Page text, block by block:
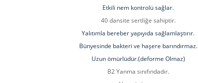
Etkili nem kontrolü sağlar.
40 dansite sertliğe sahiptir.
Yalıtımla bereber yapıyıda sağlamlaştırır.
Bünyesinde bakteri ve haşere barındırmaz.
Uzun ömürlüdür.(deforme Olmaz)
B2 Yanma sınıfındadır.